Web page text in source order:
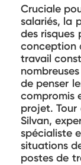
Cruciale
salariés, la
des risques
conception
travail
de penser
compromis
projet. Tour
Silvan,
spécialiste
situations
postes de